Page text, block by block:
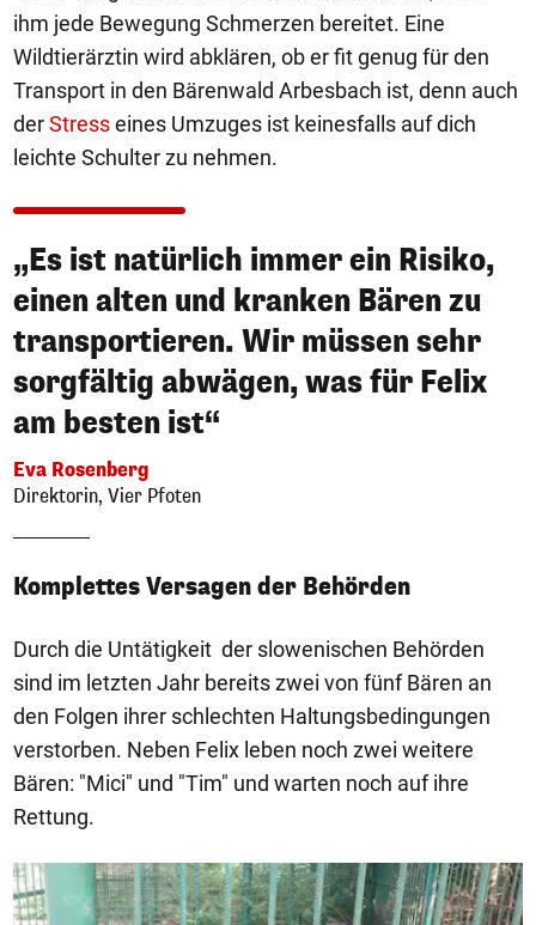
ihm jede Bewegung Schmerzen bereitet. Eine
Wildtierärztin wird abklären, ob er fit genug für den
Transport in den Bärenwald Arbesbach ist, denn auch
derStresseines Umzuges ist keinesfalls auf dich
leichte Schulter zu nehmen.
„Es ist natürlich immer ein Risiko,
einen alten und kranken Bären zu
transportieren. Wir müssen sehr
sorgfältig abwägen, was für Felix
am besten ist“
Eva Rosenberg
Direktorin, Vier Pfoten
Komplettes Versagen der Behörden
Durch die Untätigkeit der slowenischen Behörden
sind im letzten Jahr bereits zwei von fünf Bären an
den Folgen ihrer schlechten Haltungsbedingungen
verstorben. Neben Felix leben noch zwei weitere
Bären: "Mici" und "Tim" und warten noch auf ihre
Rettung.
1/6